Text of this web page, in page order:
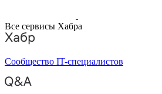
Все сервисы Хабра
Сообщество IT-специалистов